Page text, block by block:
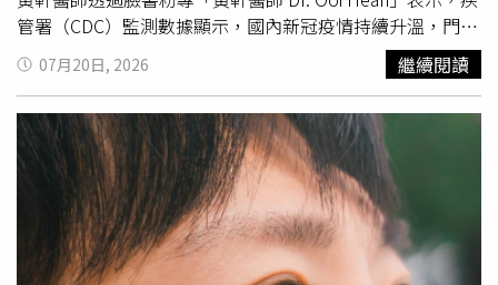
些關鍵細胞因基因突變而受損死亡時，心臟與大腦的功能便
會面臨無法逆轉的衰退，這類無法再生的器官也因此成為決
定人類壽命長短的關鍵瓶頸。對此，未參與研究的一名再生
醫學專家博士提醒，該項研究屬於純粹的數學模型推估，建
立在將其他衰老特徵完全關閉等理想化假設上，實際生物體
內的衰老機制更為複雜且互相影響。不過，這項研究依然為
抗衰老醫學指引了明確方向，強調未來若要突破壽命限制，
開發能夠減緩或管理心臟與腦部細胞突變的醫療技術應被列
為最優先順序，同時也證實體細胞突變並非導致衰老的唯一
因素。在高端基因療法與抗衰老科技普及之前，專家建議大
管署（CDC）監測數據顯示，國內新冠疫情持續升溫，門急
診就診人次已連續5週呈現上升趨勢。近期單週就診更達
2811人次，較前一週大幅增加。許多確診患者主要出現發
燒、喉嚨痛等症狀，部分感染者則僅表現為持續性的乾咳，
導致常被誤認為一般感冒被忽略。除了新冠病毒肆虐外，原
本在秋冬較為活躍的A型流感，今年夏天也一反常態地出現
多起病例。黃軒醫師指出，近期人潮密集與旅遊頻率增加，
加速了流感的傳播速度。除此之外，門診中也常見鼻病毒、
腺病毒、副流感病毒及人類間質肺炎病毒（hMPV）等多種
呼吸道病毒齊發。不只病毒肆虐，加上環境因素，夏天民眾
07月20日, 2026 繼續閱讀